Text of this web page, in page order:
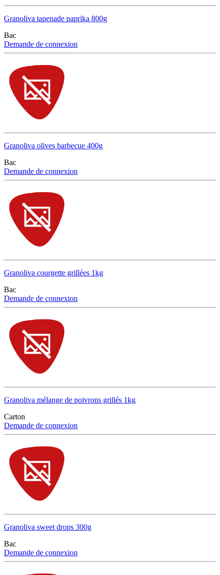
Granoliva tapenade paprika 800g
Bac
Demande de connexion
Granoliva olives barbecue 400g
Bac
Demande de connexion
Granoliva courgette grillées 1kg
Bac
Demande de connexion
Granoliva mélange de poivrons grillés 1kg
Carton
Demande de connexion
Granoliva sweet drops 300g
Bac
Demande de connexion